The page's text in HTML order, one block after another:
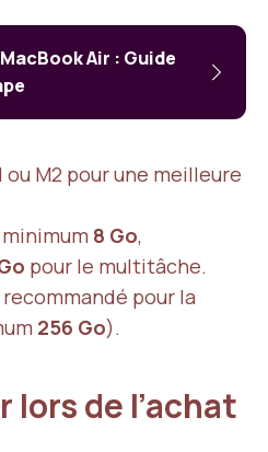
Air : Guide
ou M2 pour une meilleure
8 Go,
pour le multitâche.
recommandé pour la
256 Go).
lors de l’achat